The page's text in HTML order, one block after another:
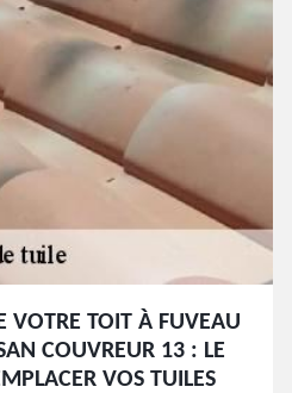
VOTRE TOIT À FUVEAU
COUVREUR 13 : LE
VOS TUILES